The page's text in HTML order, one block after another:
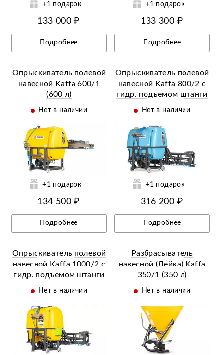
+1 подарок
133 000 ₽
Подробнее
+1 подарок
133 300 ₽
Подробнее
Опрыскиватель полевой
навесной Kaffa 600/1
(600 л)
Нет в наличии
+1 подарок
134 500 ₽
Подробнее
Опрыскиватель полевой
навесной Kaffa 800/2 с
гидр. подъемом штанги
и мех. стабилизацией
Нет в наличии
Ещё 12 фотографий
+1 подарок
316 200 ₽
Подробнее
Опрыскиватель полевой
навесной Kaffa 1000/2 с
гидр. подъемом штанги
и мех. стабилизацией
Нет в наличии
Разбрасыватель
навесной (Лейка) Kaffa
350/1 (350 л)
Нет в наличии
Ещё 4 фотографии